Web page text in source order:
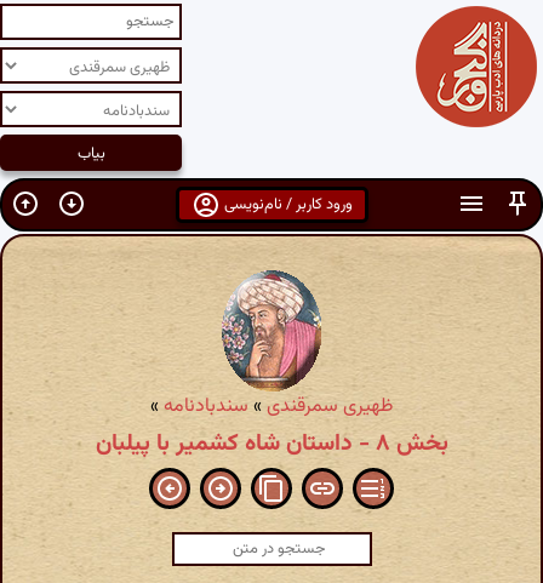
ورود کاربر / نام‌نویسی
ظهیری سمرقندی» سندبادنامه»
بخش ۸ - داستان شاه کشمیر با پیلبان